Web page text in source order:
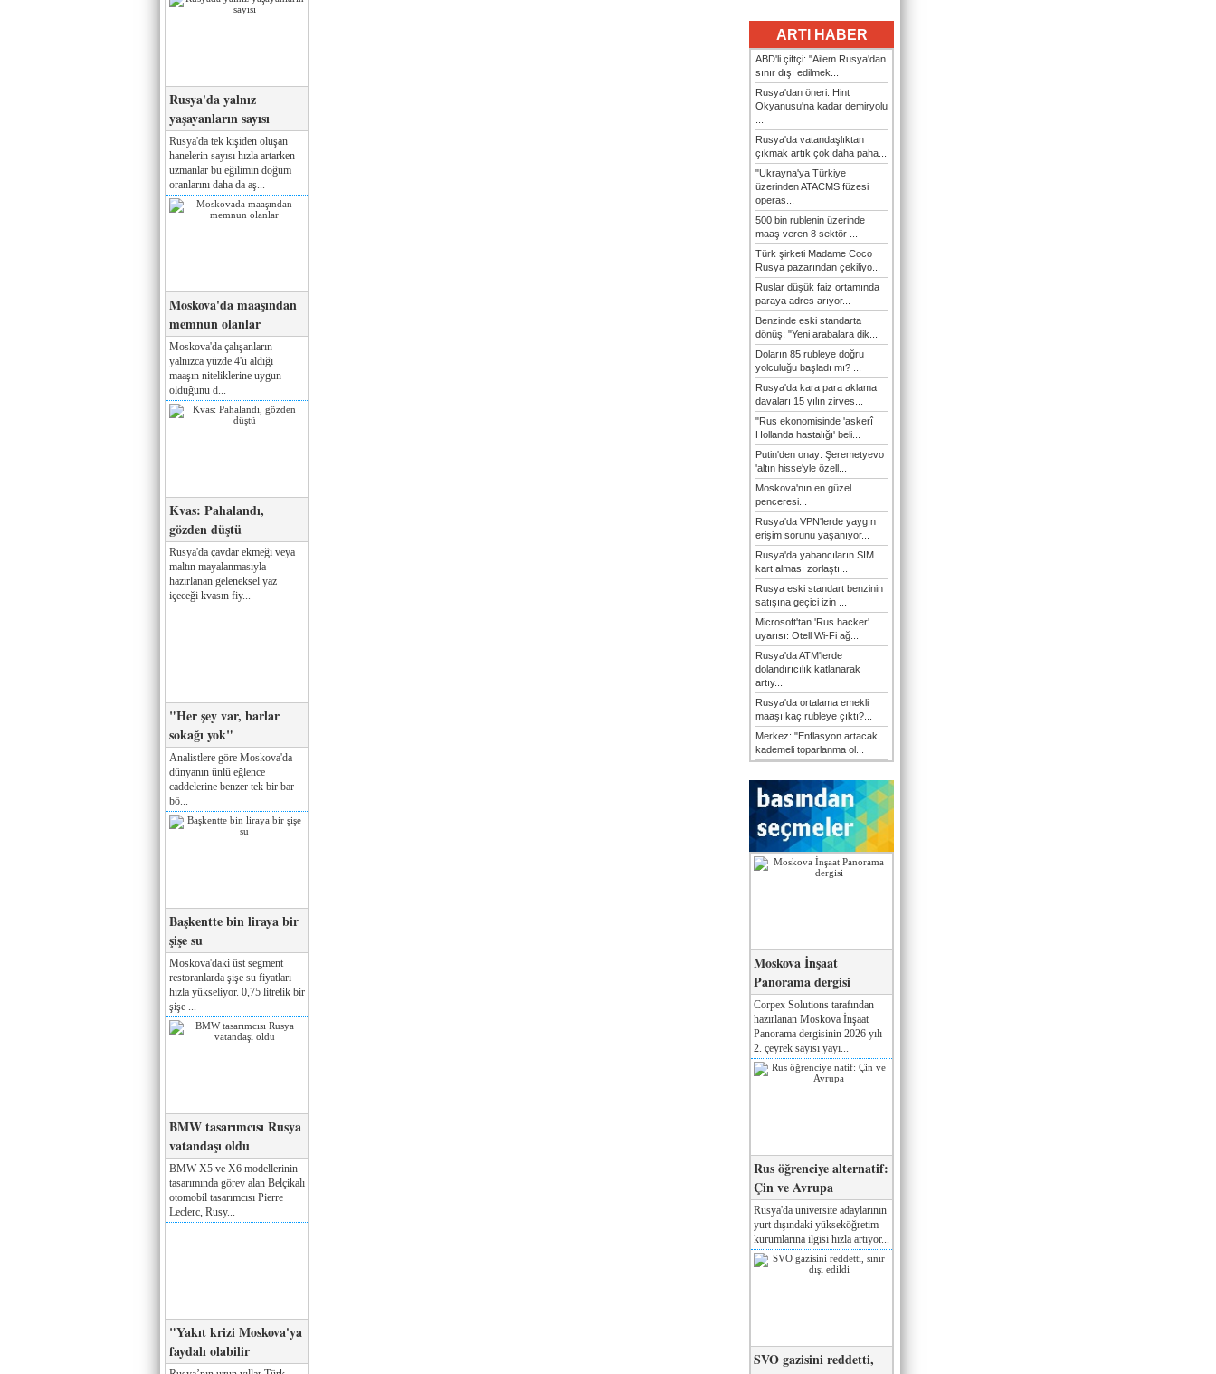
Rusya'da yalnız
yaşayanların sayısı
Rusya'da tek kişiden oluşan
hanelerin sayısı hızla artarken
uzmanlar bu eğilimin doğum
oranlarını daha da aş...
Moskova'da maaşından
memnun olanlar
Moskova'da çalışanların
yalnızca yüzde 4'ü aldığı
maaşın niteliklerine uygun
olduğunu d...
Kvas: Pahalandı,
gözden düştü
Rusya'da çavdar ekmeği veya
maltın mayalanmasıyla
hazırlanan geleneksel yaz
içeceği kvasın fiy...
"Her şey var, barlar
sokağı yok"
Analistlere göre Moskova'da
dünyanın ünlü eğlence
caddelerine benzer tek bir bar
bö...
Başkentte bin liraya bir
şişe su
Moskova'daki üst segment
restoranlarda şişe su fiyatları
hızla yükseliyor. 0,75 litrelik bir
şişe ...
BMW tasarımcısı Rusya
vatandaşı oldu
BMW X5 ve X6 modellerinin
tasarımında görev alan Belçikalı
otomobil tasarımcısı Pierre
Leclerc, Rusy...
"Yakıt krizi Moskova'ya
faydalı olabilir
ARTI HABER
ABD'li çiftçi: "Ailem Rusya'dan
sınır dışı edilmek...
Rusya'dan öneri: Hint
Okyanusu'na kadar demiryolu
Rusya'da vatandaşlıktan
çıkmak artık çok daha paha...
"Ukrayna'ya Türkiye
üzerinden ATACMS füzesi
operas...
500 bin rublenin üzerinde
maaş veren 8 sektör ...
Türk şirketi Madame Coco
Rusya pazarından çekiliyo...
Ruslar düşük faiz ortamında
paraya adres arıyor...
Benzinde eski standarta
dönüş: "Yeni arabalara dik...
Doların 85 rubleye doğru
yolculuğu başladı mı? ...
Rusya'da kara para aklama
davaları 15 yılın zirves...
"Rus ekonomisinde 'askerî
Hollanda hastalığı' beli...
Putin'den onay: Şeremetyevo
'altın hisse'yle özell...
Moskova'nın en güzel
penceresi...
Rusya'da VPN'lerde yaygın
erişim sorunu yaşanıyor...
Rusya'da yabancıların SIM
kart alması zorlaştı...
Rusya eski standart benzinin
satışına geçici izin ...
Microsoft'tan 'Rus hacker'
uyarısı: Otell Wi-Fi ağ...
Rusya'da ATM'lerde
dolandırıcılık katlanarak
artıy...
Rusya'da ortalama emekli
maaşı kaç rubleye çıktı?...
Merkez: "Enflasyon artacak,
kademeli toparlanma ol...
Moskova İnşaat
Panorama dergisi
Corpex Solutions tarafından
hazırlanan Moskova İnşaat
Panorama dergisinin 2026 yılı
2. çeyrek sayısı yayı...
Rus öğrenciye alternatif:
Çin ve Avrupa
Rusya'da üniversite adaylarının
yurt dışındaki yükseköğretim
kurumlarına ilgisi hızla artıyor...
SVO gazisini reddetti,